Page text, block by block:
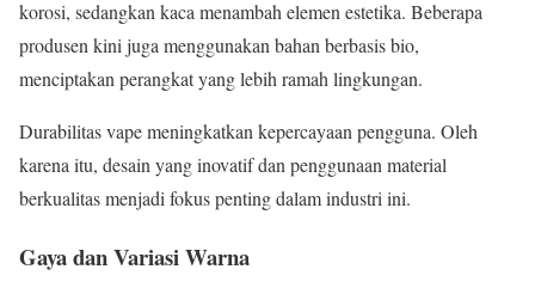
korosi, sedangkan kaca menambah elemen estetika. Beberapa
produsen kini juga menggunakan bahan berbasis bio,
menciptakan perangkat yang lebih ramah lingkungan.
Durabilitas vape meningkatkan kepercayaan pengguna. Oleh
karena itu, desain yang inovatif dan penggunaan material
berkualitas menjadi fokus penting dalam industri ini.
Gaya dan Variasi Warna